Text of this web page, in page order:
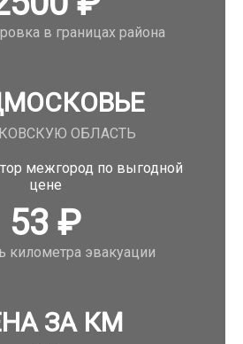
в границах района
ОБЛАСТЬ
53₽
километра эвакуации
ЗА КМ